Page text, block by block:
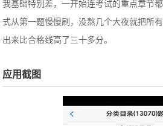
我基础特别差，一开始连考试的重点章节
式从第一题慢慢刷，没熬几个大夜就把所
出来比合格线高了三十多分。
应用截图